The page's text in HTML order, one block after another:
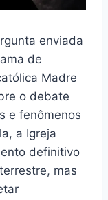
enviada
de
Madre
o debate
e fenômenos
a Igreja
definitivo
mas